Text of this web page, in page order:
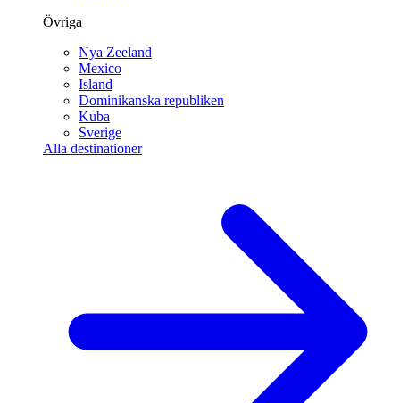
Övriga
Nya Zeeland
Mexico
Island
Dominikanska republiken
Kuba
Sverige
Alla destinationer